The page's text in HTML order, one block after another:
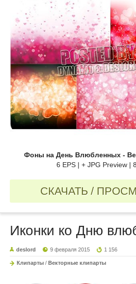
Фоны на День Влюбленных -
6 EPS | + JPG Preview |
СКАЧАТЬ /
Иконки ко Дню
deslord 9 февраля 2015 1 156
Клипарты / Векторные клипарты